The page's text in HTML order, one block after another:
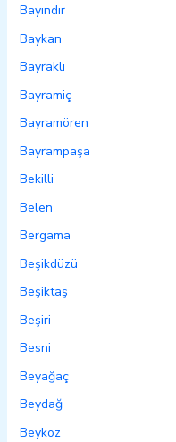
Bayındır
Baykan
Bayraklı
Bayramiç
Bayramören
Bayrampaşa
Bekilli
Belen
Bergama
Beşikdüzü
Beşiktaş
Beşiri
Besni
Beyağaç
Beydağ
Beykoz